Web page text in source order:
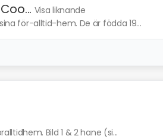
Visa liknande
för-alltid-hem. De är födda 19...
Bild 1 & 2 hane (si...